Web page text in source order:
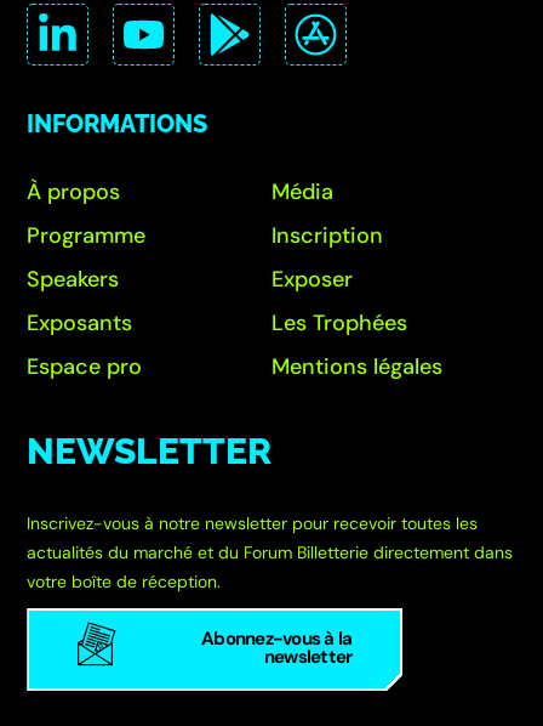
INFORMATIONS
À propos
Programme
Speakers
Exposants
Espace pro
Média
Inscription
Exposer
Les Trophées
Mentions légales
NEWSLETTER
Inscrivez-vous à notre newsletter pour recevoir toutes les
actualités du marché et du Forum Billetterie directement dans
votre boîte de réception.
Abonnez-vous à la
newsletter